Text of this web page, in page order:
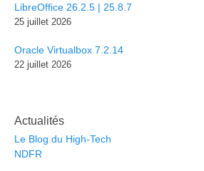
LibreOffice 26.2.5 | 25.8.7
25 juillet 2026
Oracle Virtualbox 7.2.14
22 juillet 2026
Actualités
Le Blog du High-Tech
NDFR